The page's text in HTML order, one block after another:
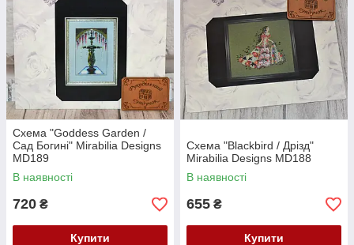
Схема "Goddess Garden /
Сад Богині" Mirabilia Designs
MD189
В наявності
720 ₴
Купити
Схема "Blackbird / Дрізд"
Mirabilia Designs MD188
В наявності
655 ₴
Купити